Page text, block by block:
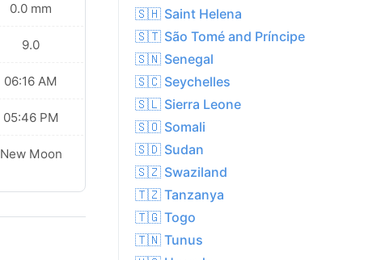
0.0 mm
9.0
06:16 AM
05:46 PM
New Moon
🇸🇭 Saint Helena
🇸🇹 São Tomé and Príncipe
🇸🇳 Senegal
🇸🇨 Seychelles
🇸🇱 Sierra Leone
🇸🇴 Somali
🇸🇩 Sudan
🇸🇿 Swaziland
🇹🇿 Tanzanya
🇹🇬 Togo
🇹🇳 Tunus